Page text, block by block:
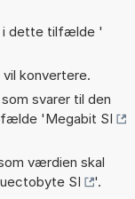
i dette tilfælde '
konvertere.
svarer til den
'Megabit SI
værdien skal
SI '.